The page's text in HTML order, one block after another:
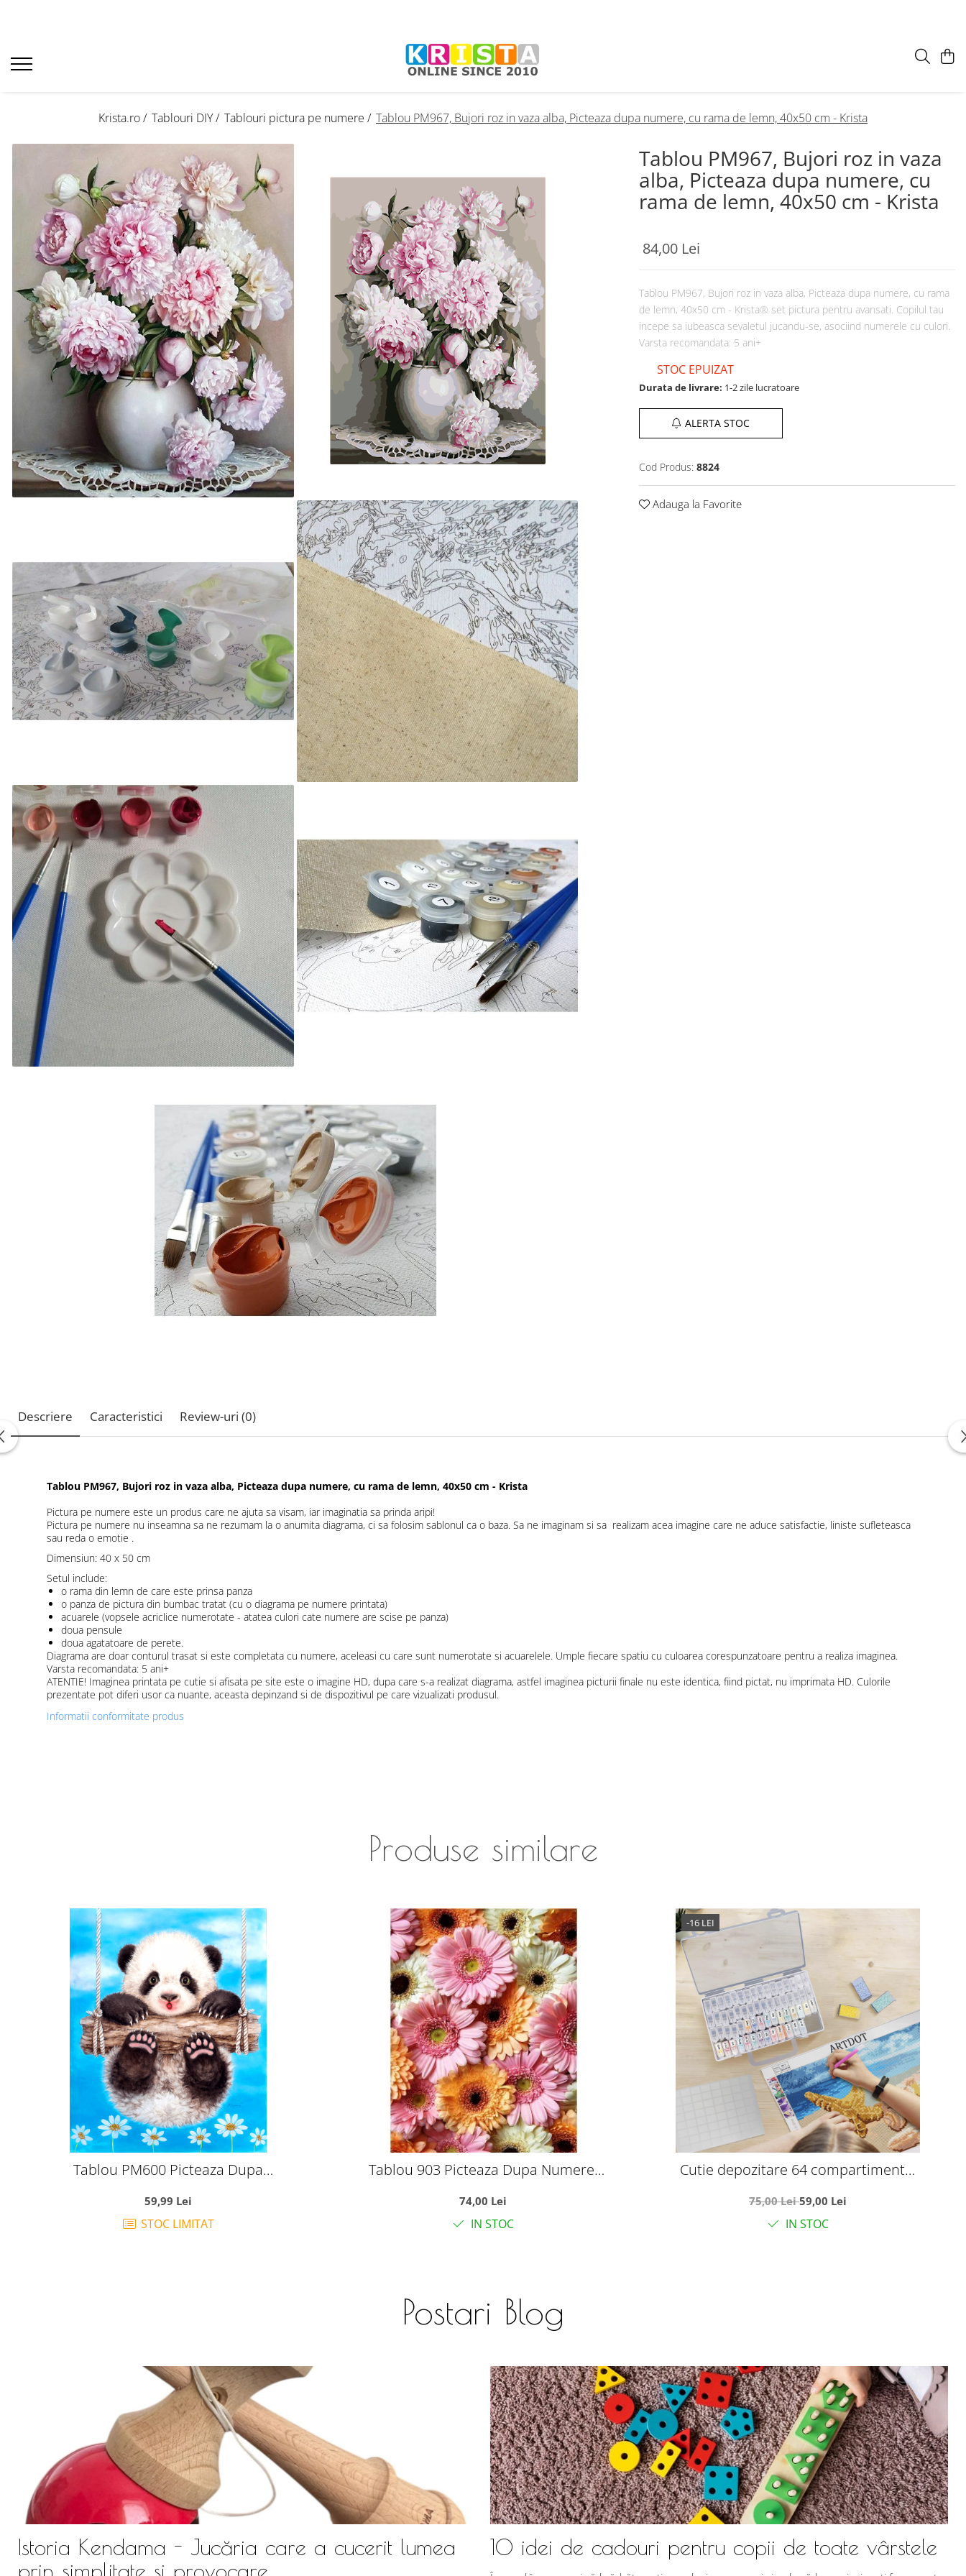
Krista.ro / Tablouri DIY / Tablouri pictura pe numere / Tablou PM967, Bujori roz in vaza alba, Picteaza dupa numere, cu rama de lemn, 40x50 cm - Krista
Tablou PM967, Bujori roz in vaza
alba, Picteaza dupa numere, cu
rama de lemn, 40x50 cm - Krista
84,00 Lei
Tablou PM967, Bujori roz in vaza alba, Picteaza dupa numere, cu rama
de lemn, 40x50 cm - Krista® set pictura pentru avansati. Copilul tau
incepe sa iubeasca sevaletul jucandu-se, asociind numerele cu culori.
Varsta recomandata: 5 ani+
STOC EPUIZAT
Durata de livrare: 1-2 zile lucratoare
ALERTA STOC
Cod Produs: 8824
Adauga la Favorite
Descriere Caracteristici Review-uri (0)
Tablou PM967, Bujori roz in vaza alba, Picteaza dupa numere, cu rama de lemn, 40x50 cm - Krista
Pictura pe numere este un produs care ne ajuta sa visam, iar imaginatia sa prinda aripi!
Pictura pe numere nu inseamna sa ne rezumam la o anumita diagrama, ci sa folosim sablonul ca o baza. Sa ne imaginam si sa realizam acea imagine care ne aduce satisfactie, liniste sufleteasca
sau reda o emotie .
Dimensiun: 40 x 50 cm
Setul include:
o rama din lemn de care este prinsa panza
o panza de pictura din bumbac tratat (cu o diagrama pe numere printata)
acuarele (vopsele acriclice numerotate - atatea culori cate numere are scise pe panza)
doua pensule
doua agatatoare de perete.
Diagrama are doar conturul trasat si este completata cu numere, aceleasi cu care sunt numerotate si acuarelele. Umple fiecare spatiu cu culoarea corespunzatoare pentru a realiza imaginea.
Varsta recomandata: 5 ani+
ATENTIE! Imaginea printata pe cutie si afisata pe site este o imagine HD, dupa care s-a realizat diagrama, astfel imaginea picturii finale nu este identica, fiind pictat, nu imprimata HD. Culorile
prezentate pot diferi usor ca nuante, aceasta depinzand si de dispozitivul pe care vizualizati produsul.
Informatii conformitate produs
Produse similare
Tablou PM600 Picteaza Dupa
59,99 Lei
STOC LIMITAT
Tablou 903 Picteaza Dupa Numere,
74,00 Lei
IN STOC
-16 LEI
Cutie depozitare 64 compartimente,
mici
75,00 Lei59,00 Lei
IN STOC
Postari Blog
Istoria Kendama - Jucăria care a cucerit lumea
prin simplitate și provocare
10 idei de cadouri pentru copii de toate vârstele